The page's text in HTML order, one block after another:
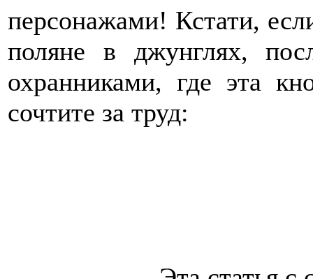
персонажами! Кстати,
поляне в джунглях,
охранниками, где эта
сочтите за труд: